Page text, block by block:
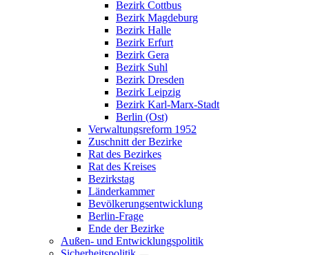
Bezirk Cottbus
Bezirk Magdeburg
Bezirk Halle
Bezirk Erfurt
Bezirk Gera
Bezirk Suhl
Bezirk Dresden
Bezirk Leipzig
Bezirk Karl-Marx-Stadt
Berlin (Ost)
Verwaltungsreform 1952
Zuschnitt der Bezirke
Rat des Bezirkes
Rat des Kreises
Bezirkstag
Länderkammer
Bevölkerungsentwicklung
Berlin-Frage
Ende der Bezirke
Außen- und Entwicklungspolitik